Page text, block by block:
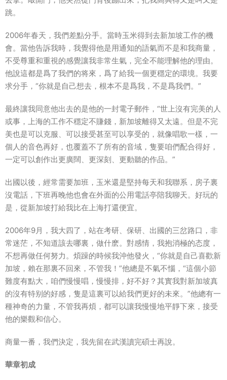
跳。
2006年春天，我們差點分手。當時玉米得到去新加坡工作的機
會。當他告訴我時，我覺得他是用通知的語氣而不是和我商量，
不受尊重和重視的感覺讓我非常生氣，完全不能理解他的理由。
他說這都是爲了我們的将來，爲了給我一個更穩定的環境。我要
求分手，“你就是自己想去，根本不是爲我，不是爲我們。”
最終讓我同意他出去的是他的一封電子郵件，“世上沒有完美的人
或事，上海的工作不穩定不賺錢，新加坡離得又太遠。但是不完
美也是可以克服、可以接受甚至可以享受的，就像唱歌一樣，一
個人的音色再好，也覆蓋不了所有的音域，隻要咱們配合得好，
一定可以創作出更廣闊、更深刻、更動聽的作品。”
出國以後，經常需要加班，玉米還是堅持每天和我聯系，房子裏
沒電話，下班再晚他也會在外面的公用電話亭陪我聊天。好玩的
是，從新加坡打給我比在上海打還便宜。
2006年9月，我大四了，站在考研、保研、出國的三岔路口，非
常迷茫 ，不知道該去哪裏，做什麽。對感情，我抱消極的态度 ，
不想再做任何努力。煩躁的時候我沖他發火，“你就是自己喜歡新
加坡，賴在那裏不回來，不管我！”他總是不氣不惱，“這個小節
難度有點大，咱們慢慢唱，慢慢排，好不好？其實我對新加坡真
的沒有特别的好感，隻是這裏可以給我們更好的未來。”他總有一
種神奇的力量，不管我再煩，都可以讓我慢慢地平靜下來，接受
他的樂觀和信心。
商量一番，我們決定，我先留在武漢讀完碩士再說。
華章初成